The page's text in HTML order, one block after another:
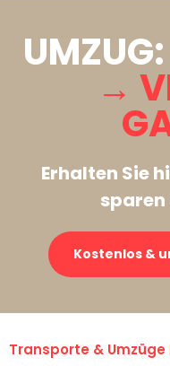
UMZUG:
→
Erhalten Sie
sparen
Kostenlos &
Transporte &